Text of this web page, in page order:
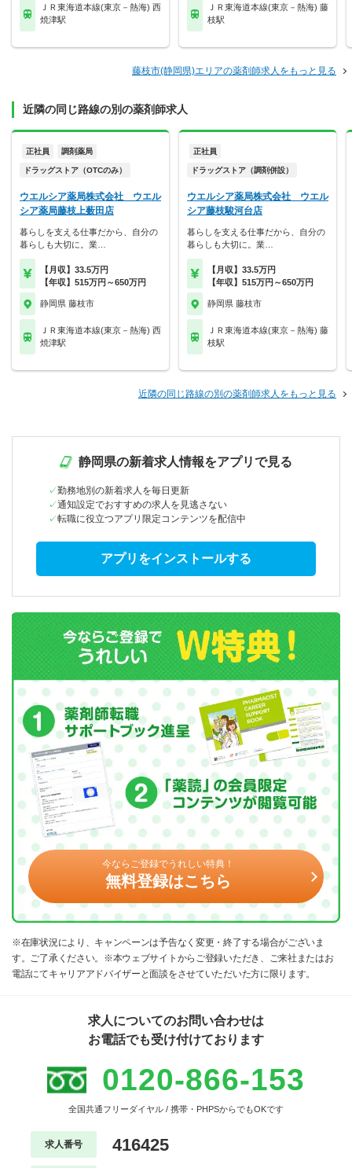
ＪＲ東海道本線(東京－熱海) 西
焼津駅
ＪＲ東海道本線(東京－熱海) 藤
枝駅
藤枝市(静岡県)エリアの薬剤師求人をもっと見る
近隣の同じ路線の別の薬剤師求人
正社員 調剤薬局
ドラッグストア（OTCのみ）
ウエルシア薬局株式会社 ウエル
シア薬局藤枝上薮田店
暮らしを支える仕事だから、自分の
暮らしも大切に。業…
【月収】33.5万円
【年収】515万円～650万円
静岡県 藤枝市
ＪＲ東海道本線(東京－熱海) 西
焼津駅
正社員
ドラッグストア（調剤併設）
ウエルシア薬局株式会社 ウエル
シア藤枝駿河台店
暮らしを支える仕事だから、自分の
暮らしも大切に。業…
【月収】33.5万円
【年収】515万円～650万円
静岡県 藤枝市
ＪＲ東海道本線(東京－熱海) 藤
枝駅
近隣の同じ路線の別の薬剤師求人をもっと見る
静岡県の新着求人情報をアプリで見る
勤務地別の新着求人を毎日更新
通知設定でおすすめの求人を見逃さない
転職に役立つアプリ限定コンテンツを配信中
アプリをインストールする
今ならご登録でうれしい特典！
無料登録はこちら
※在庫状況により、キャンペーンは予告なく変更・終了する場合がございま
す。ご了承ください。※本ウェブサイトからご登録いただき、ご来社またはお
電話にてキャリアアドバイザーと面談をさせていただいた方に限ります。
求人についてのお問い合わせは
お電話でも受け付けております
0120-866-153
全国共通フリーダイヤル / 携帯・PHPSからでもOKです
求人番号 416425